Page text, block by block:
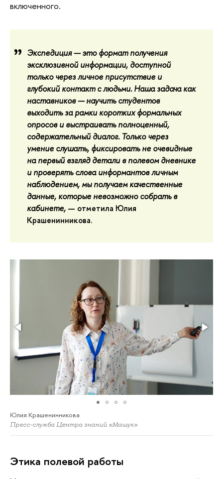
включенного.
Экспедиция — это формат получения
эксклюзивной информации, доступной
только через личное присутствие и
глубокий контакт с людьми. Наша задача как
наставников — научить студентов
выходить за рамки коротких формальных
опросов и выстраивать полноценный,
содержательный диалог. Только через
умение слушать, фиксировать не очевидные
на первый взгляд детали в полевом дневнике
и проверять слова информантов личным
наблюдением, мы получаем качественные
данные, которые невозможно собрать в
кабинете, — отметила Юлия
Крашенинникова.
Юлия Крашенинникова
Пресс-служба Центра знаний «Машук»
Этика полевой работы